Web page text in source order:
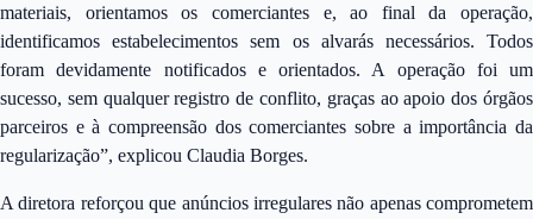
materiais, orientamos os comerciantes e, ao final da operação,
identificamos estabelecimentos sem os alvarás necessários. Todos
foram devidamente notificados e orientados. A operação foi um
sucesso, sem qualquer registro de conflito, graças ao apoio dos órgãos
parceiros e à compreensão dos comerciantes sobre a importância da
regularização”, explicou Claudia Borges.
A diretora reforçou que anúncios irregulares não apenas comprometem